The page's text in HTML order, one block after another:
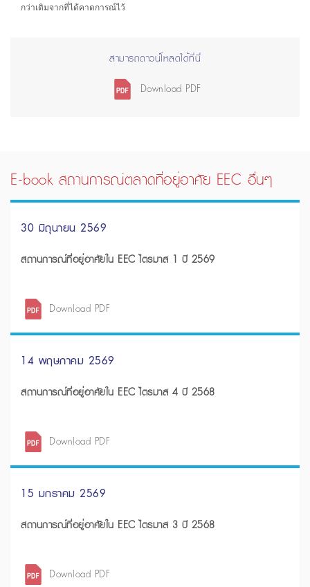
กว่าเดิมจากที่ได้คาดการณ์ไว้
สามารถดาวน์โหลดได้ที่นี่
Download PDF
E-book สถานการณ์ตลาดที่อยู่อาศัย EEC อื่นๆ
30 มิถุนายน 2569
สถานการณ์ที่อยู่อาศัยใน EEC ไตรมาส 1 ปี 2569
Download PDF
14 พฤษภาคม 2569
สถานการณ์ที่อยู่อาศัยใน EEC ไตรมาส 4 ปี 2568
Download PDF
15 มกราคม 2569
สถานการณ์ที่อยู่อาศัยใน EEC ไตรมาส 3 ปี 2568
Download PDF